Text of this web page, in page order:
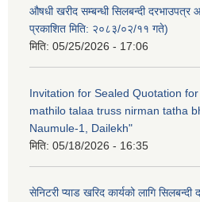
औषधी खरीद सम्बन्धी सिलबन्दी
प्रकाशित मिति: २०८३/०२/११ गते)
मिति: 05/25/2026 - 17:06
Invitation for Sealed Quotation
mathilo talaa truss nirman tatha
Naumule-1, Dailekh"
मिति: 05/18/2026 - 16:35
सेनिटरी प्याड खरिद कार्यको लागि